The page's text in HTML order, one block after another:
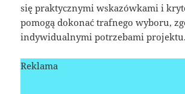
się praktycznymi wskazówkami i
pomogą dokonać trafnego wyboru,
indywidualnymi potrzebami projektu.
Reklama